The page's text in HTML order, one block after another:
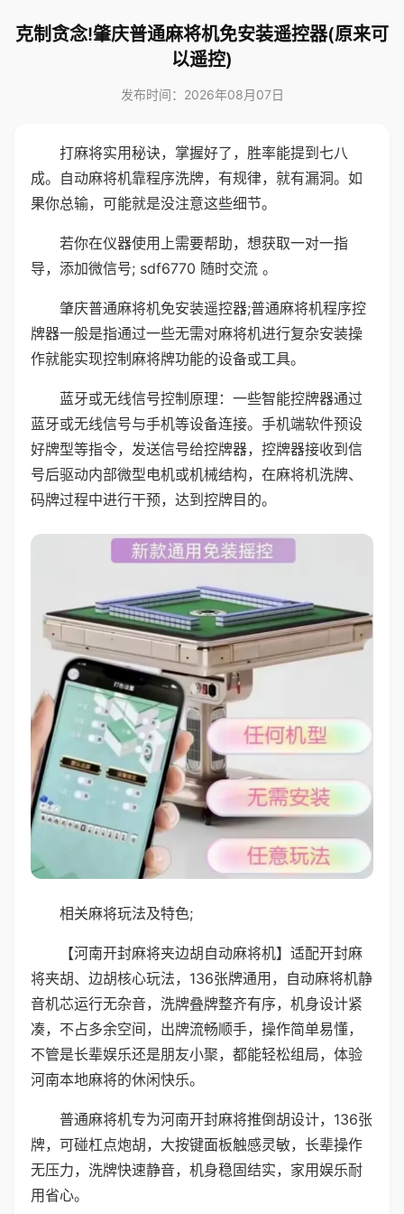
克制贪念!肇庆普通麻将机免安装遥控器(原来可
以遥控)
发布时间：2026年08月07日
打麻将实用秘诀，掌握好了，胜率能提到七八
成。自动麻将机靠程序洗牌，有规律，就有漏洞。如
果你总输，可能就是没注意这些细节。
若你在仪器使用上需要帮助，想获取一对一指
导，添加微信号; sdf6770 随时交流 。
肇庆普通麻将机免安装遥控器;普通麻将机程序控
牌器一般是指通过一些无需对麻将机进行复杂安装操
作就能实现控制麻将牌功能的设备或工具。
蓝牙或无线信号控制原理：一些智能控牌器通过
蓝牙或无线信号与手机等设备连接。手机端软件预设
好牌型等指令，发送信号给控牌器，控牌器接收到信
号后驱动内部微型电机或机械结构，在麻将机洗牌、
码牌过程中进行干预，达到控牌目的。
相关麻将玩法及特色;
【河南开封麻将夹边胡自动麻将机】适配开封麻
将夹胡、边胡核心玩法，136张牌通用，自动麻将机静
音机芯运行无杂音，洗牌叠牌整齐有序，机身设计紧
凑，不占多余空间，出牌流畅顺手，操作简单易懂，
不管是长辈娱乐还是朋友小聚，都能轻松组局，体验
河南本地麻将的休闲快乐。
普通麻将机专为河南开封麻将推倒胡设计，136张
牌，可碰杠点炮胡，大按键面板触感灵敏，长辈操作
无压力，洗牌快速静音，机身稳固结实，家用娱乐耐
用省心。